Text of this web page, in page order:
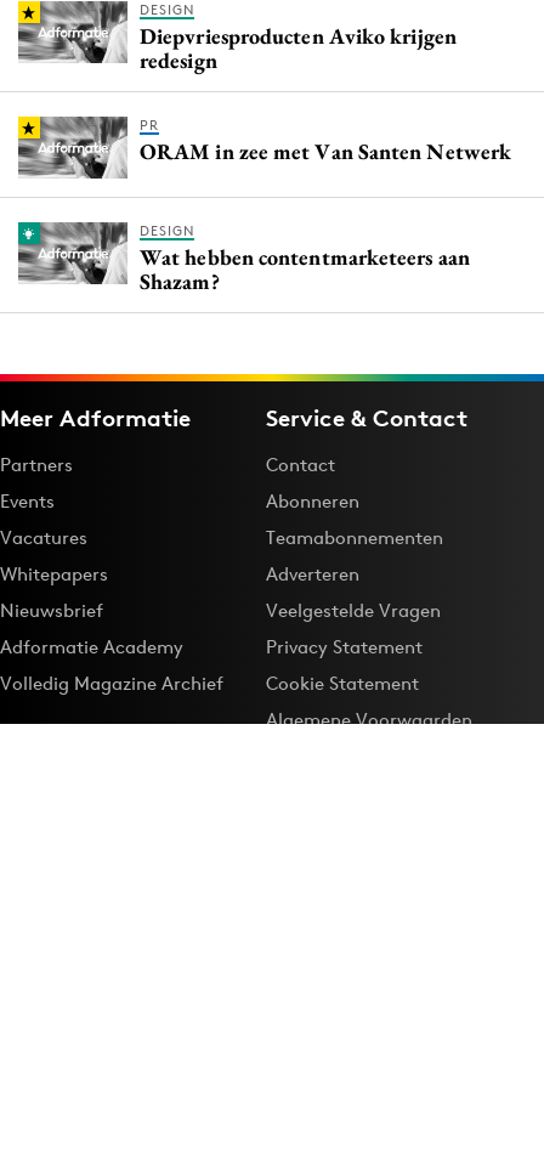
DESIGN
Diepvriesproducten Aviko krijgen
redesign
PR
ORAM in zee met Van Santen Netwerk
DESIGN
Wat hebben contentmarketeers aan
Shazam?
Meer Adformatie
Partners
Events
Vacatures
Whitepapers
Nieuwsbrief
Adformatie Academy
Volledig Magazine Archief
Service & Contact
Contact
Abonneren
Teamabonnementen
Adverteren
Veelgestelde Vragen
Privacy Statement
Cookie Statement
Algemene Voorwaarden